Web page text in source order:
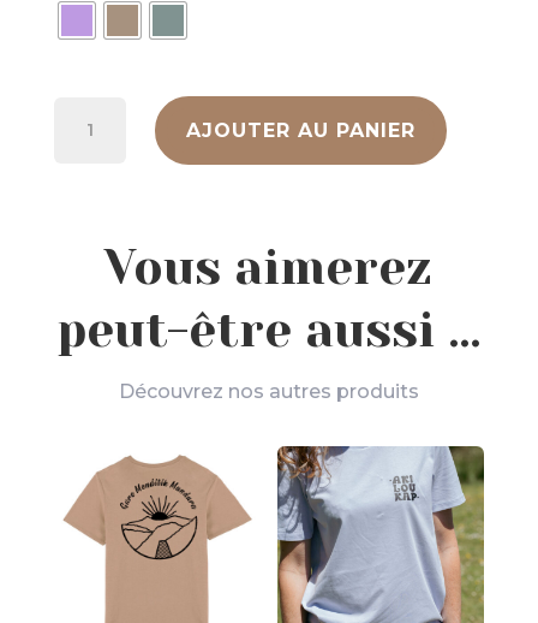
AJOUTER AU PANIER
Vous aimerez
peut-être aussi …
Découvrez nos autres produits